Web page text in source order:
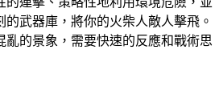
武器庫，將你的火柴人敵人擊飛。
亂的景象，需要快速的反應和戰術思